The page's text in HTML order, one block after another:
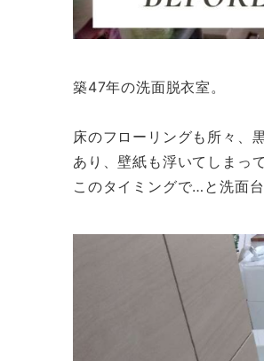
築47年の洗面脱衣室。
床のフローリングも所々、
あり、壁紙も浮いてしまっ
このタイミングで…と洗面